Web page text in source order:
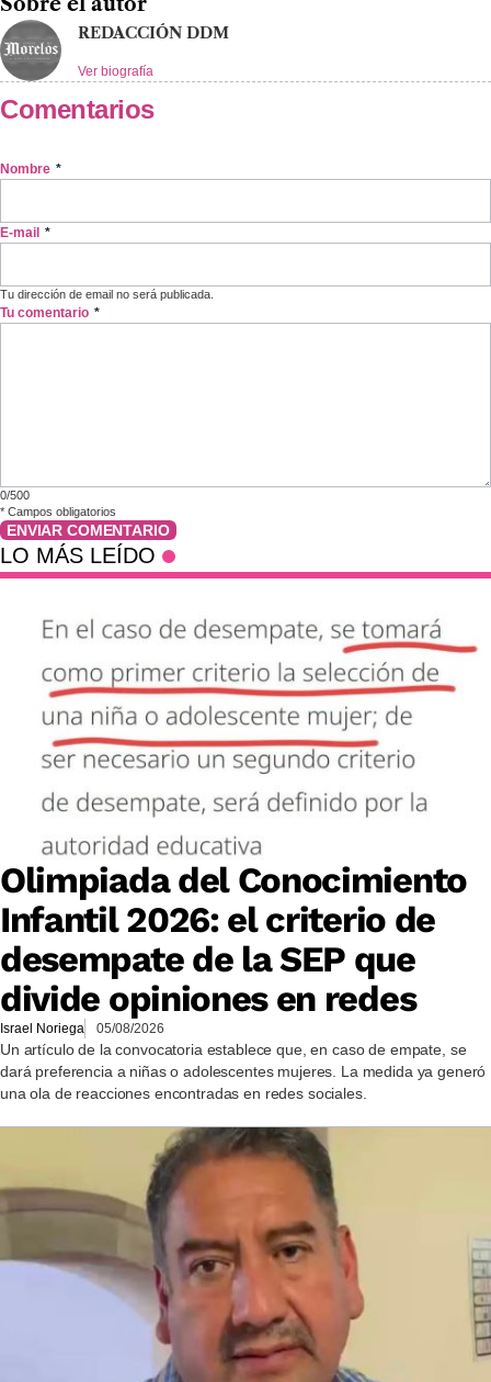
REDACCIÓN DDM
Ver biografía
Comentarios
Nombre *
E-mail *
Tu dirección de email no será publicada.
Tu comentario *
0/500
* Campos obligatorios
ENVIAR COMENTARIO
LO MÁS LEÍDO
Olimpiada del Conocimiento
Infantil 2026: el criterio de
desempate de la SEP que
divide opiniones en redes
Israel Noriega 05/08/2026
Un artículo de la convocatoria establece que, en caso de empate, se
dará preferencia a niñas o adolescentes mujeres. La medida ya generó
una ola de reacciones encontradas en redes sociales.